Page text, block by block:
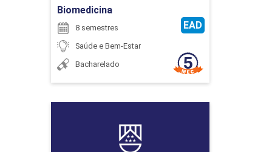
Biomedicina
EAD
8 semestres
Saúde e Bem-Estar
Bacharelado
Detalhes do curso